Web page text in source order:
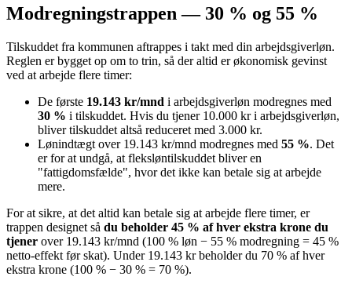
Modregningstrappen — 30 % og 55 %
Tilskuddet fra kommunen aftrappes i takt med din arbejdsgiverløn.
Reglen er bygget op om to trin, så der altid er økonomisk gevinst
ved at arbejde flere timer:
De første 19.143 kr/mnd i arbejdsgiverløn modregnes med
30 % i tilskuddet. Hvis du tjener 10.000 kr i arbejdsgiverløn,
bliver tilskuddet altså reduceret med 3.000 kr.
Lønindtægt over 19.143 kr/mnd modregnes med 55 %. Det
er for at undgå, at fleksløntilskuddet bliver en
"fattigdomsfælde", hvor det ikke kan betale sig at arbejde
mere.
For at sikre, at det altid kan betale sig at arbejde flere timer, er
trappen designet så du beholder 45 % af hver ekstra krone du
tjener over 19.143 kr/mnd (100 % løn − 55 % modregning = 45 %
netto-effekt før skat). Under 19.143 kr beholder du 70 % af hver
ekstra krone (100 % − 30 % = 70 %).